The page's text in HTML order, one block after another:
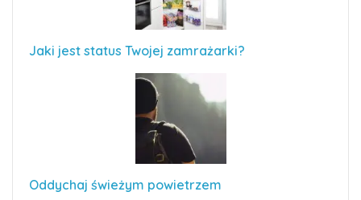
Jaki jest status Twojej zamrażarki?
Oddychaj świeżym powietrzem